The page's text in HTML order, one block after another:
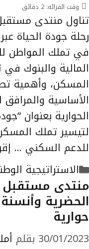
وقت القرائه: 2 دقائق
تناول منتدى
رحلة جودة الحياة
في تملك المواطن
المالية والبنوك
المسكن، وأهمية
الأساسية
الحوارية بعنوان
لتيسير تملك
للدعم السكني …
التصنيفات
الاستراتيجية
منتدى مستقبل
الحضرية
حوارية
30/01/2023 بقلم